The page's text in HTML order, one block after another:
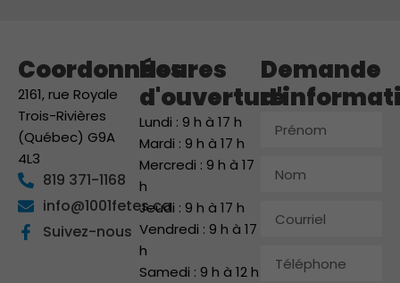
Coordonnées
2161, rue Royale
Trois-Rivières
(Québec) G9A
4L3
819 371-1168
info@1001fetes.ca
Suivez-nous
Heures
d'ouverture
Lundi : 9 h à 17 h
Mardi : 9 h à 17 h
Mercredi : 9 h à 17
h
Jeudi : 9 h à 17 h
Vendredi : 9 h à 17
h
Samedi : 9 h à 12 h
Demande